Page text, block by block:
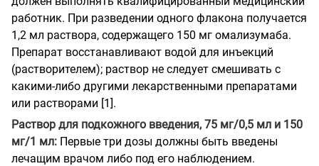
работник. При разведении одного флакона получается
1,2 мл раствора, содержащего 150 мг омализумаба.
Препарат восстанавливают водой для инъекций
(растворителем); раствор не следует смешивать с
какими-либо другими лекарственными препаратами
или растворами [1].
Раствор для подкожного введения, 75 мг/0,5 мл и 150
мг/1 мл: Первые три дозы должны быть введены
лечащим врачом либо под его наблюдением.